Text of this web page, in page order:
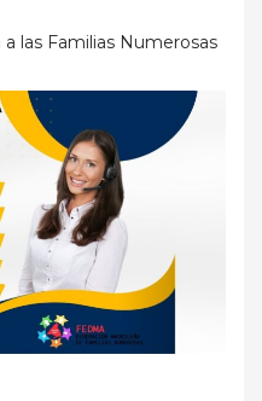
las Familias Numerosas